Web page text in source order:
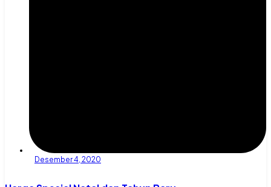
Desember 4, 2020